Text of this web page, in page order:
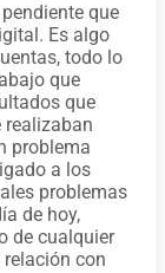
que
Es algo
todo lo
que
que
realizaban
problema
a los
problemas
de hoy,
de cualquier
con